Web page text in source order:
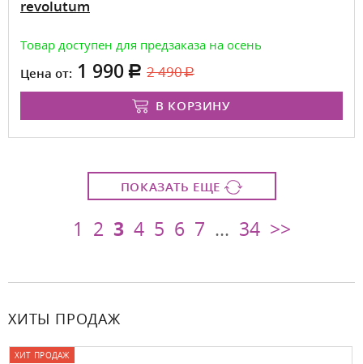
revolutum
Товар доступен для предзаказа на осень
Цена от: 1 990 2 490
В КОРЗИНУ
ПОКАЗАТЬ ЕЩЕ
1 2 3 4 5 6 7 ... 34 >>
ХИТЫ ПРОДАЖ
ХИТ ПРОДАЖ